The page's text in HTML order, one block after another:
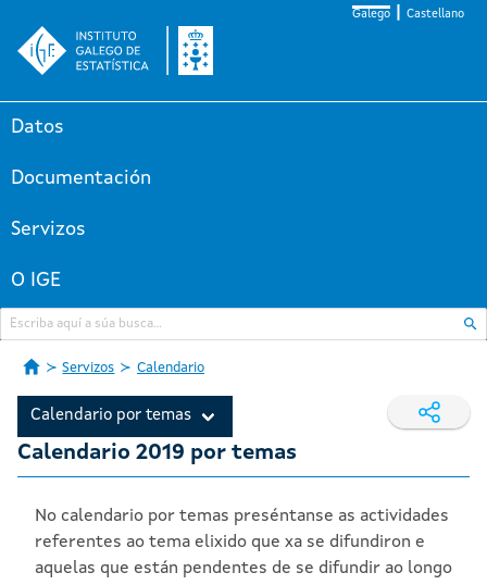
Galego Castellano
Datos
Documentación
Servizos
O IGE
Servizos Calendario
Calendario por temas
Calendario 2019 por temas
No calendario por temas preséntanse as actividades
referentes ao tema elixido que xa se difundiron e
aquelas que están pendentes de se difundir ao longo